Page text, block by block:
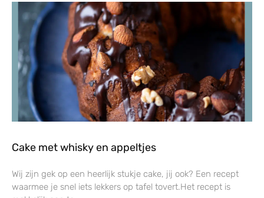
Cake met whisky en appeltjes
Wij zijn gek op een heerlijk stukje cake, jij ook? Een recept
waarmee je snel iets lekkers op tafel tovert.Het recept is